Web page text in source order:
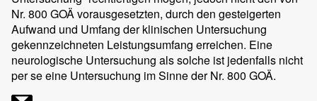
Nr. 800 GOÄ vorausgesetzten, durch den gesteigerten
Aufwand und Umfang der klinischen Untersuchung
gekennzeichneten Leistungsumfang erreichen. Eine
neurologische Untersuchung als solche ist jedenfalls nicht
per se eine Untersuchung im Sinne der Nr. 800 GOÄ.